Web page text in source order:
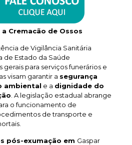
Cremacão de Ossos
de Vigilância Sanitária
de Estado da Saúde
para serviços funerários e
visam garantir a segurança
ambiental e a dignidade do
. A legislação estadual abrange
o funcionamento de
de transporte e
pós-exumação em Gaspar